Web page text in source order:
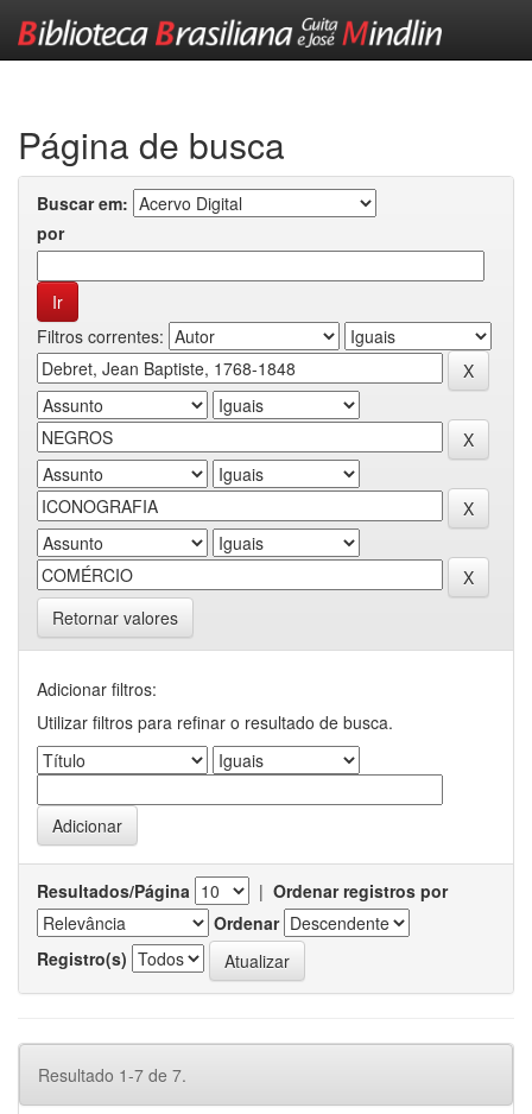
Página de busca
Buscar em:
por
Filtros correntes:
Retornar valores
Adicionar filtros:
Utilizar filtros para refinar o resultado de busca.
Resultados/Página | Ordenar registros por
Ordenar
Registro(s)
Resultado 1-7 de 7.